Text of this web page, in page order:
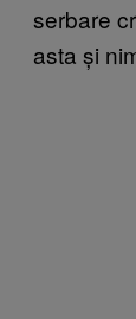
serbare
asta și